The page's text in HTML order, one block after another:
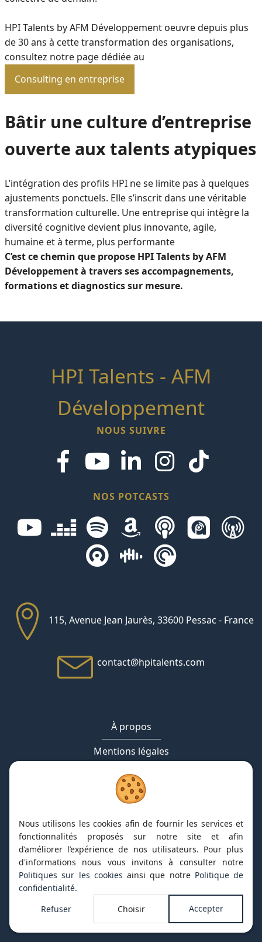
Nous utilisons les cookies afin de fournir les services et
fonctionnalités proposés sur notre site et afin
d’améliorer l’expérience de nos utilisateurs. Pour plus
d'informations nous vous invitons à consulter notre
Politiques sur les cookies ainsi que notre Politique de
confidentialité.
Refuser
Choisir Accepter
HPI Talents by AFM Développement oeuvre depuis plus
de 30 ans à cette transformation des organisations,
consultez notre page dédiée au
Consulting en entreprise
Bâtir une culture d’entreprise
ouverte aux talents atypiques
L’intégration des profils HPI ne se limite pas à quelques
ajustements ponctuels. Elle s’inscrit dans une véritable
transformation culturelle. Une entreprise qui intègre la
diversité cognitive devient plus innovante, agile,
humaine et à terme, plus performante
C’est ce chemin que propose HPI Talents by AFM
Développement à travers ses accompagnements,
formations et diagnostics sur mesure.
HPI Talents - AFM
Développement
NOUS SUIVRE
suivez-
nous
sur
Facebook
suivez-
nous
sur
LinkedIn
suivez-
nous
sur
Instagram
suivez-
sur
NOS POTCASTS
deezerspotifyamazonpodcast
castrocastboxpocketcasts
115, Avenue Jean Jaurès, 33600 Pessac - France
contact@hpitalents.com
À propos
Mentions légales
Cookies
Contact
2026 | HPI Talents, Tous droits réservés
TVA : FR48422127910
Site web réalisé parWeb Solution Way